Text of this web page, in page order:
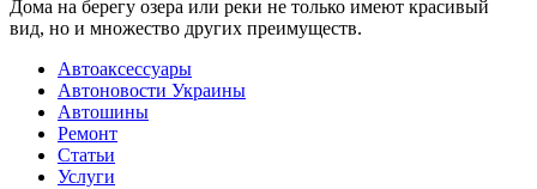
Дома на берегу озера или реки не только имеют красивый
вид, но и множество других преимуществ.
Автоаксессуары
Автоновости Украины
Автошины
Ремонт
Статьи
Услуги